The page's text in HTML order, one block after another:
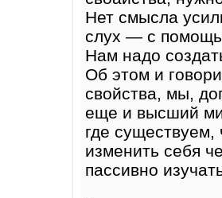
Нет смысла
слух — с
Нам надо
Об этом и
свойства, мы,
еще и высший
где существуем,
изменить себя
пассивно